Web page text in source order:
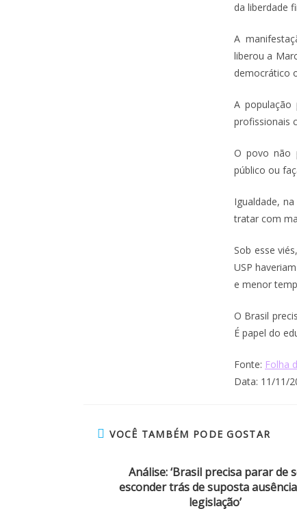
da liberdade
A
liberou a
democrático
A população
profissionais
O povo não
público ou
Igualdade,
tratar com
Sob esse
USP
e menor
O Brasil
É papel do
Fonte: Folha
Data: 11/11/
VOCÊ TAMBÉM PODE GOSTAR
Análise: ‘Brasil precisa parar de
esconder trás de suposta
legislação’